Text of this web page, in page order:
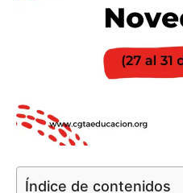
Índice de contenidos